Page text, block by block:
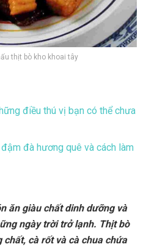
thịt bò kho khoai tây
điều thú vị bạn có thể chưa
đà hương quê và cách làm
ăn giàu chất dinh dưỡng và
ngày trời trở lạnh. Thịt bò
cà rốt và cà chua chứa